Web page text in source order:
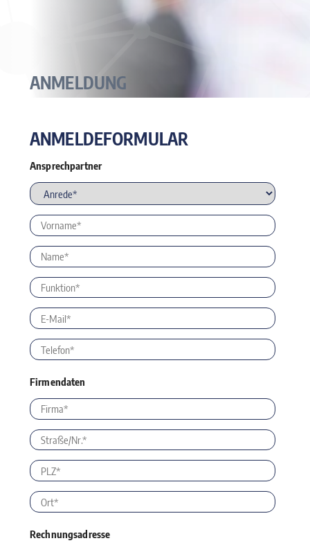
ANMELDUNG
ANMELDEFORMULAR
Ansprechpartner
Firmendaten
Rechnungsadresse